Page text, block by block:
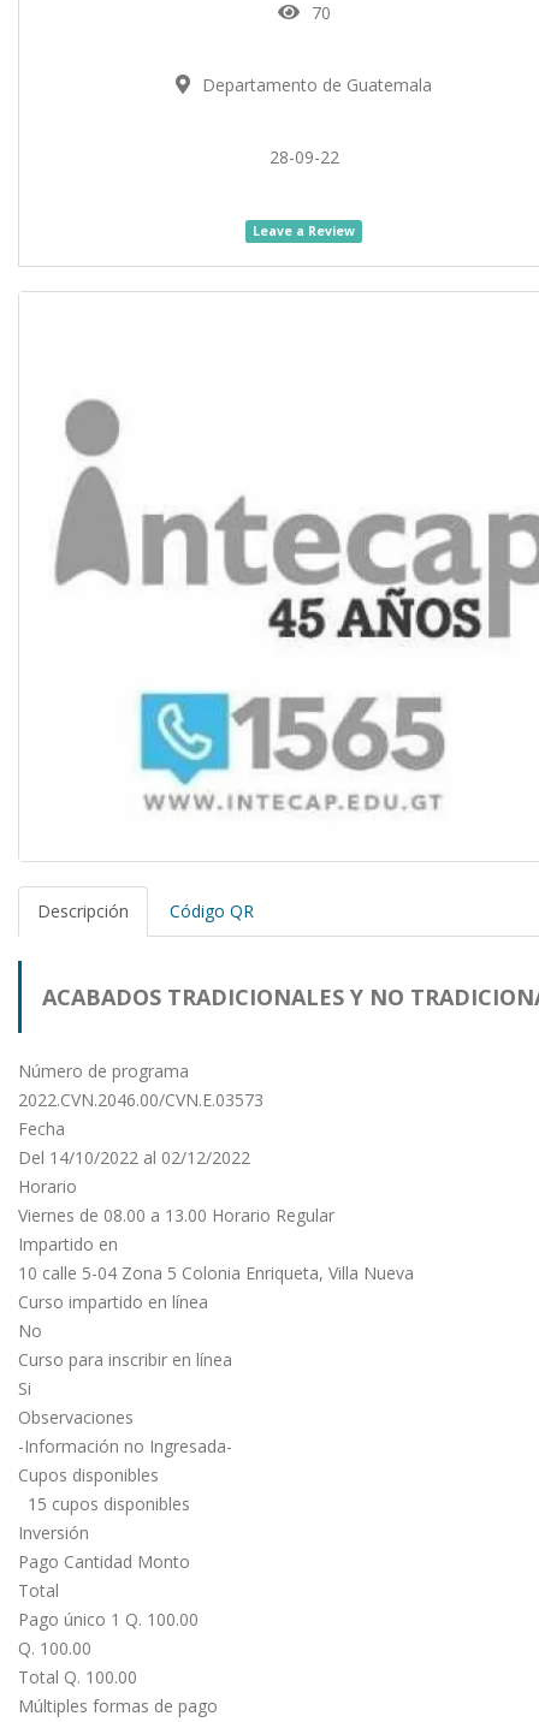
70
Departamento de Guatemala
28-09-22
Leave a Review
Descripción Código QR
ACABADOS TRADICIONALES Y NO
EN LA CONSTRUCCIÓN (Centro de
Villa Nueva)
Número de programa
2022.CVN.2046.00/CVN.E.03573
Fecha
Del 14/10/2022 al 02/12/2022
Horario
Viernes de 08.00 a 13.00 Horario Regular
Impartido en
10 calle 5-04 Zona 5 Colonia Enriqueta, Villa Nueva
Curso impartido en línea
No
Curso para inscribir en línea
Si
Observaciones
-Información no Ingresada-
Cupos disponibles
15 cupos disponibles
Inversión
Pago Cantidad Monto
Total
Pago único 1 Q. 100.00
Q. 100.00
Total Q. 100.00
Múltiples formas de pago